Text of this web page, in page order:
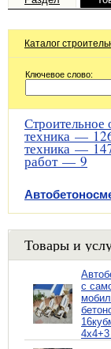
Каталог
Ключевое слово:
Строительное
техника —
техника —
работ —9
Товары и
с